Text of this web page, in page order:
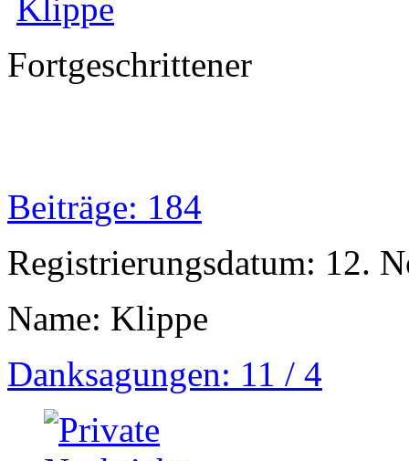
Klippe
Fortgeschrittener
Beiträge: 184
Registrierungsdatum: 12.
Name: Klippe
Danksagungen: 11 / 4